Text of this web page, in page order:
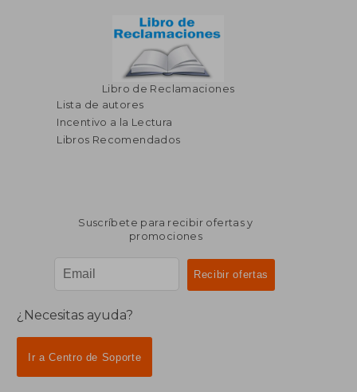
Libro de Reclamaciones
Lista de autores
Incentivo a la Lectura
Libros Recomendados
Suscríbete para recibir ofertas y
promociones
¿Necesitas ayuda?
Ir a Centro de Soporte